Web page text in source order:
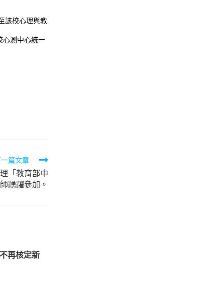
該校心理與教
測中心統一
篇文章
「教育部中
踴躍參加。
再核定新